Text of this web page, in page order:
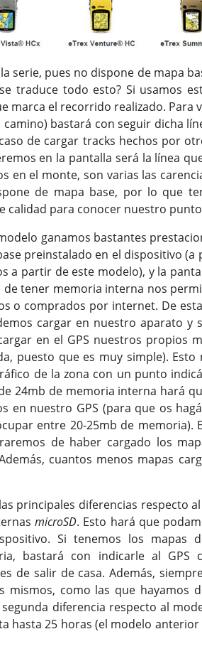
serie, pues no dispone de mapa
traduce todo esto? Si usamos
marca el recorrido realizado. Para
bastará con seguir dicha
de cargar tracks hechos por
en la pantalla será la línea
en el monte, son varias las
de mapa base, por lo que
calidad para conocer nuestro
ganamos bastantes
preinstalado en el dispositivo
a partir de este modelo), y la
de tener memoria interna nos
o comprados por internet. De
cargar en nuestro aparato y
en el GPS nuestros propios
puesto que es muy simple).
de la zona con un punto
24mb de memoria interna hará
en nuestro GPS (para que os
entre 20-25mb de
de haber cargado los
cuantos menos mapas
principales diferencias respecto
microSD. Esto hará que
Si tenemos los mapas
bastará con indicarle al GPS
de salir de casa. Además,
mismos, como las que hayamos
diferencia respecto al
hasta 25 horas (el modelo